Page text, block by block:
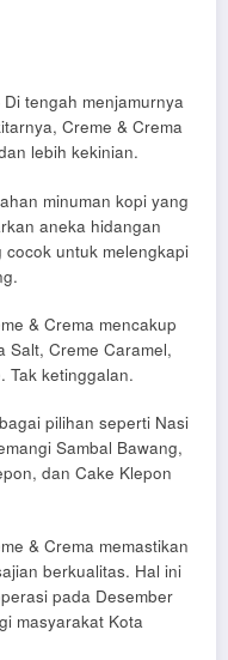
Di tengah menjamurnya
Creme & Crema
lebih kekinian.
minuman kopi yang
aneka hidangan
untuk melengkapi
& Crema mencakup
Salt, Creme Caramel,
Tak ketinggalan.
pilihan seperti Nasi
Sambal Bawang,
dan Cake Klepon
& Crema memastikan
berkualitas. Hal ini
pada Desember
masyarakat Kota